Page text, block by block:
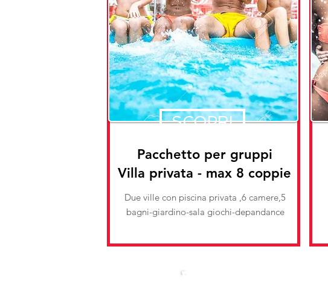
SCOPRI
Pacchetto per gruppi
Villa privata - max 8 coppie
Due ville con piscina privata ,6 camere,5
bagni-giardino-sala giochi-depandance